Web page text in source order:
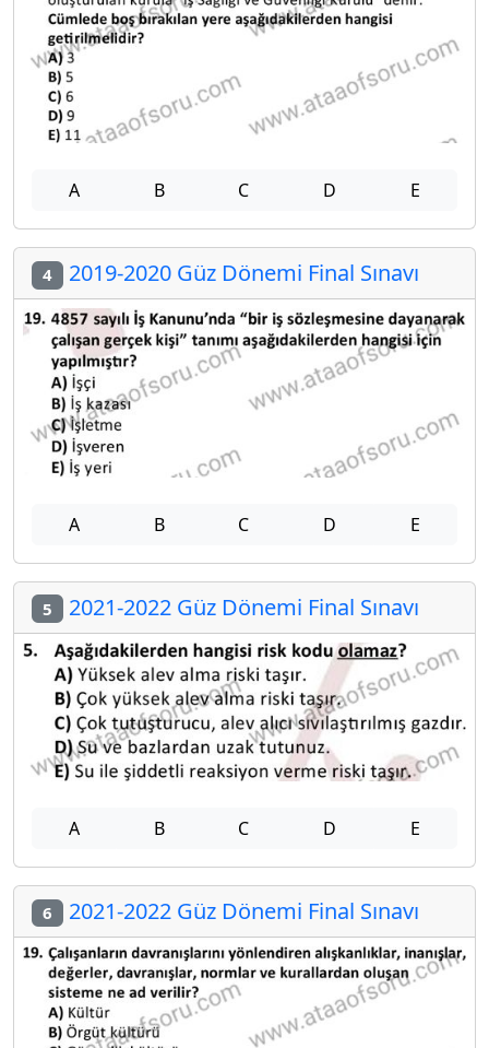
A B C D E
4 2019-2020 Güz Dönemi Final Sınavı
A B C D E
5 2021-2022 Güz Dönemi Final Sınavı
A B C D E
6 2021-2022 Güz Dönemi Final Sınavı